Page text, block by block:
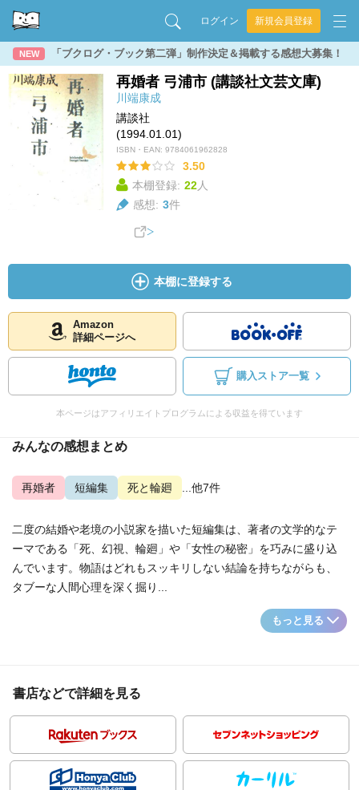
ログイン 新規会員登録
NEW 「ブクログ・ブック第二弾」制作決定＆掲載する感想大募集！
再婚者 弓浦市 (講談社文芸文庫)
川端康成
講談社
(1994.01.01)
ISBN・EAN: 9784061962828
3.50
本棚登録: 22人
感想: 3件
本棚に登録する
Amazon
詳細ページへ
購入ストア一覧
本ページはアフィリエイトプログラムによる収益を得ています
みんなの感想まとめ
再婚者 短編集 死と輪廻 ...他7件
二度の結婚や老境の小説家を描いた短編集は、著者の文学的なテ
ーマである「死、幻視、輪廻」や「女性の秘密」を巧みに盛り込
んでいます。物語はどれもスッキリしない結論を持ちながらも、
タブーな人間心理を深く掘り...
もっと見る
書店などで詳細を見る